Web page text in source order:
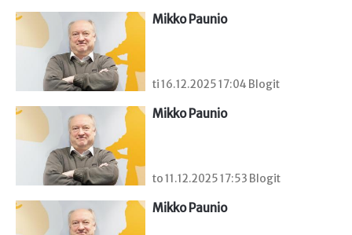
Mikko Paunio
ti 16.12.2025 17:04 Blogit
Mikko Paunio
to 11.12.2025 17:53 Blogit
Mikko Paunio